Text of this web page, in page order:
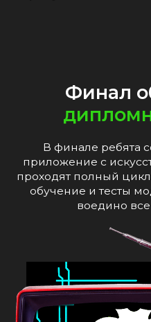
Финал
В финале ребята
приложение с
проходят полный
обучение и тесты
воедино